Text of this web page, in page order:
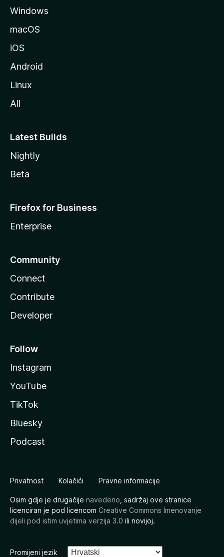
o
l
l
Windows
macOS
iOS
Android
Linux
All
Latest Builds
Nightly
Beta
Firefox for Business
Enterprise
Community
Connect
Contribute
Developer
Follow
Instagram
YouTube
TikTok
Bluesky
Podcast
Privatnost Kolačići Pravne informacije
Osim gdje je drugačije navedeno , sadržaj ove stranice
licenciran je pod licencom Creative Commons Imenovanje
dijeli pod istim uvjetima verzija 3.0 ili novijoj.
Promijeni jezik